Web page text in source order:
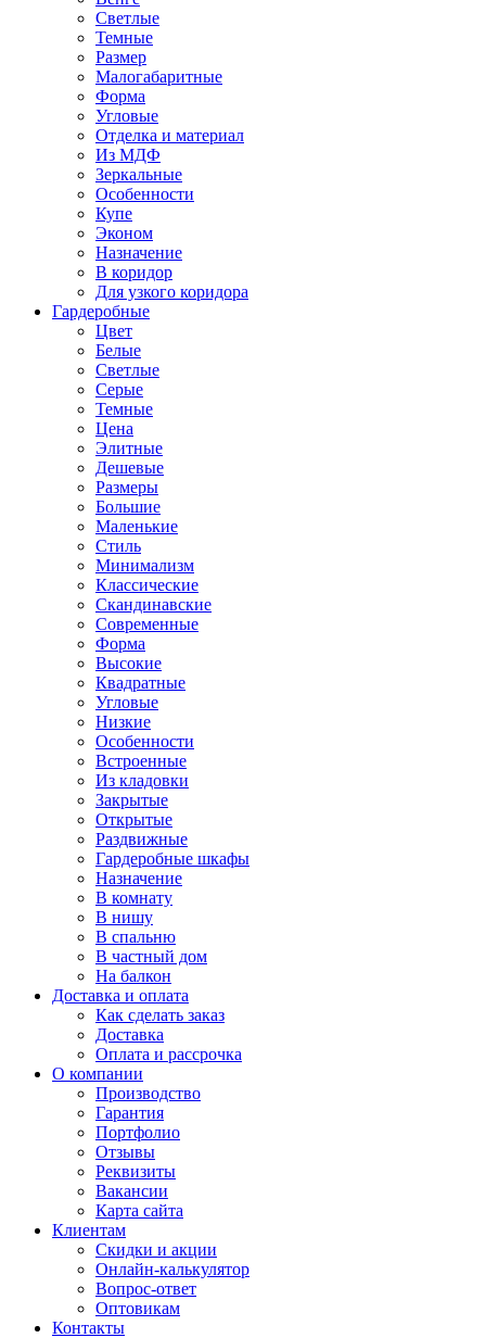
Светлые
Темные
Размер
Малогабаритные
Форма
Угловые
Отделка и материал
Из МДФ
Зеркальные
Особенности
Купе
Эконом
Назначение
В коридор
Для узкого коридора
Гардеробные
Цвет
Белые
Светлые
Серые
Темные
Цена
Элитные
Дешевые
Размеры
Большие
Маленькие
Стиль
Минимализм
Классические
Скандинавские
Современные
Форма
Высокие
Квадратные
Угловые
Низкие
Особенности
Встроенные
Из кладовки
Закрытые
Открытые
Раздвижные
Гардеробные шкафы
Назначение
В комнату
В нишу
В спальню
В частный дом
На балкон
Доставка и оплата
Как сделать заказ
Доставка
Оплата и рассрочка
О компании
Производство
Гарантия
Портфолио
Отзывы
Реквизиты
Вакансии
Карта сайта
Клиентам
Скидки и акции
Онлайн-калькулятор
Вопрос-ответ
Оптовикам
Контакты